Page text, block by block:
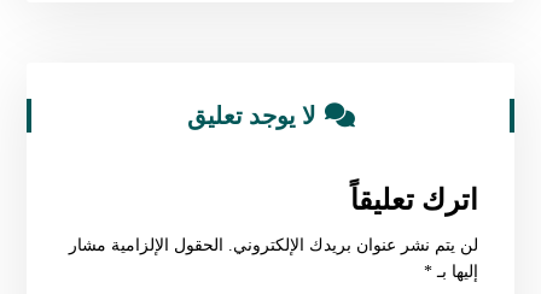
لا يوجد تعليق
اترك تعليقاً
لن يتم نشر عنوان بريدك الإلكتروني.
الحقول الإلزامية مشار
إليها بـ*